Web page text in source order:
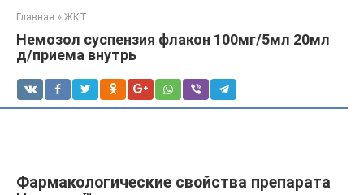
Главная » ЖКТ
Немозол суспензия флакон 100мг/5мл 20мл
д/приема внутрь
Фармакологические свойства препарата